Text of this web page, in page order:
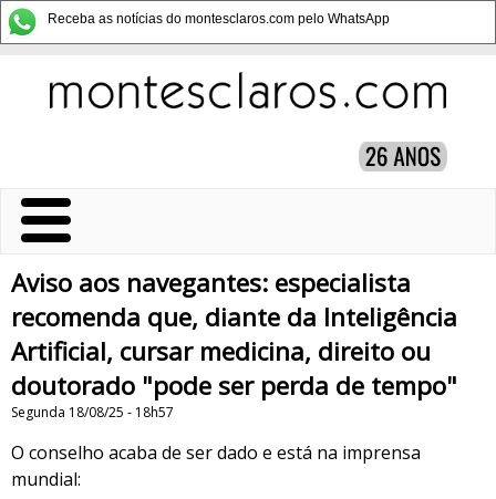
Receba as notícias do montesclaros.com pelo WhatsApp
Aviso aos navegantes: especialista
recomenda que, diante da Inteligência
Artificial, cursar medicina, direito ou
doutorado "pode ser perda de tempo"
Segunda 18/08/25 - 18h57
O conselho acaba de ser dado e está na imprensa
mundial: